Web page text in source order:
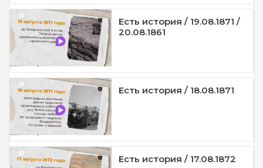
Есть история / 19.08.1871 /
20.08.1861
Есть история / 18.08.1871
Есть история / 17.08.1872